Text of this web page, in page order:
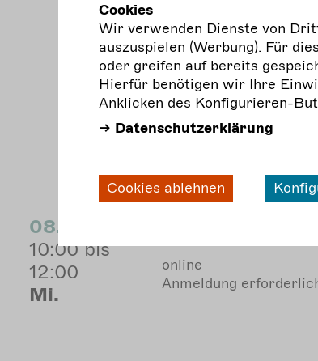
08.10.
10:00 bis
12:00
Mi.
online
Anmeldung
Cookies
Wir verwenden Dienste von
auszuspielen (Werbung). Für
oder greifen auf bereits
Hierfür benötigen wir Ihre
Anklicken des Konfigurieren-
Datenschutzerklärung
Cookies ablehnen